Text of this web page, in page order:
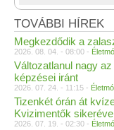
TOVÁBBI HÍREK
Megkezdődik a
2026. 08. 04. - 08:00 -
Változatlanul nagy
képzései iránt
2026. 07. 24. - 11:15 -
Tizenkét órán át
Kvizimentők
2026. 07. 19. - 02:30 -